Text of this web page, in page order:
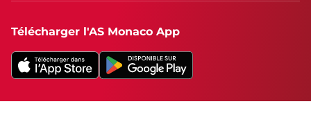
Télécharger l'AS Monaco App